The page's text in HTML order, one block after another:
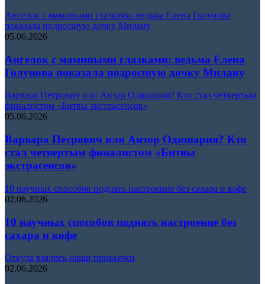
Ангелок с мамиными глазками: ведьма Елена Голунова
показала подросшую дочку Милану
05.06.2026
Ангелок с мамиными глазками: ведьма Елена
Голунова показала подросшую дочку Милану
Варвара Петрович или Анзор Одишария? Кто стал четвертым
финалистом «Битвы экстрасенсов»
05.06.2026
Варвара Петрович или Анзор Одишария? Кто
стал четвертым финалистом «Битвы
экстрасенсов»
10 научных способов поднять настроение без сахара и кофе
02.06.2026
10 научных способов поднять настроение без
сахара и кофе
Откуда взялись наши привычки
02.06.2026